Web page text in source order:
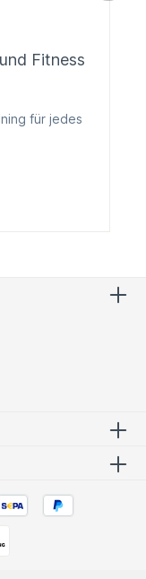
Fitness
für jedes